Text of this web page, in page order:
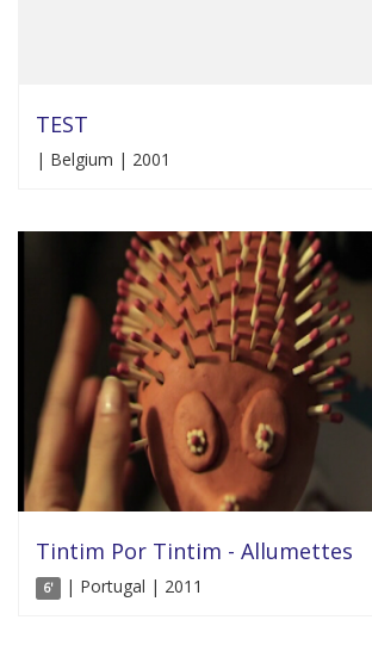
TEST
| Belgium | 2001
Tintim Por Tintim - Allumettes
6' | Portugal | 2011